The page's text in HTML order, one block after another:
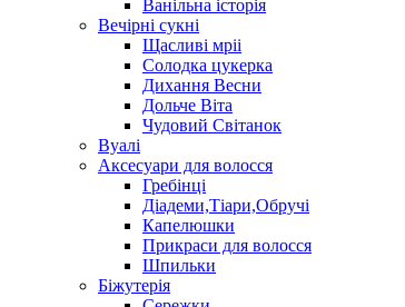
Ванільна історія
Вечірні сукні
Щасливі мріі
Солодка цукерка
Дихання Весни
Дольче Віта
Чудовий Світанок
Вуалі
Аксесуари для волосся
Гребінці
Діадеми,Тіари,Обручі
Капелюшки
Прикраси для волосся
Шпильки
Біжутерія